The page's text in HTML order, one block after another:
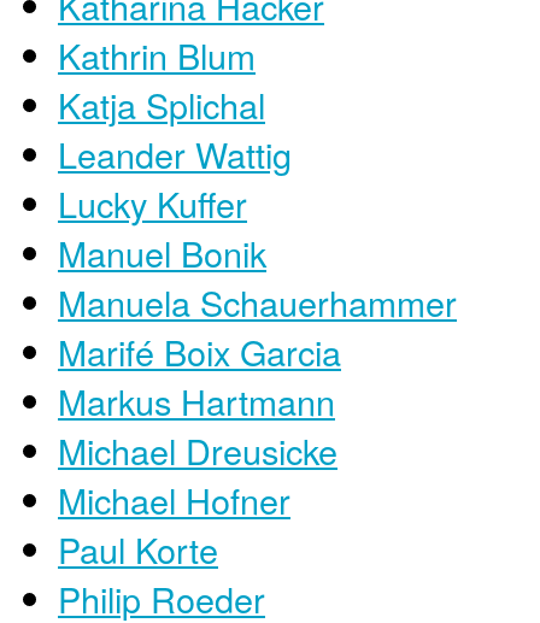
Kathrin Blum
Katja Splichal
Leander Wattig
Lucky Kuffer
Manuel Bonik
Manuela Schauerhammer
Marifé Boix Garcia
Markus Hartmann
Michael Dreusicke
Michael Hofner
Paul Korte
Philip Roeder